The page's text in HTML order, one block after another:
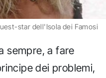
star dell'Isola dei Famosi
sempre, a fare
dei problemi,